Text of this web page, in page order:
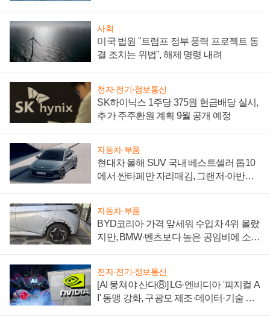
사회
미국 법원 "트럼프 정부 풍력 프로젝트 동
결 조치는 위법", 해제 명령 내려
전자·전기·정보통신
SK하이닉스 1주당 375원 현금배당 실시,
추가 주주환원 계획 9월 공개 예정
자동차·부품
현대차 올해 SUV 국내 베스트셀러 톱10
에서 싼타페만 자리매김, 그랜저·아반떼
자동차·부품
BYD코리아 가격 앞세워 수입차 4위 올랐
지만, BMW·벤츠보다 높은 공임비에 소비
전자·전기·정보통신
[AI 뭉쳐야 산다⑧] LG·엔비디아 '피지컬 A
I' 동맹 강화, 구광모 제조·데이터·기술 결